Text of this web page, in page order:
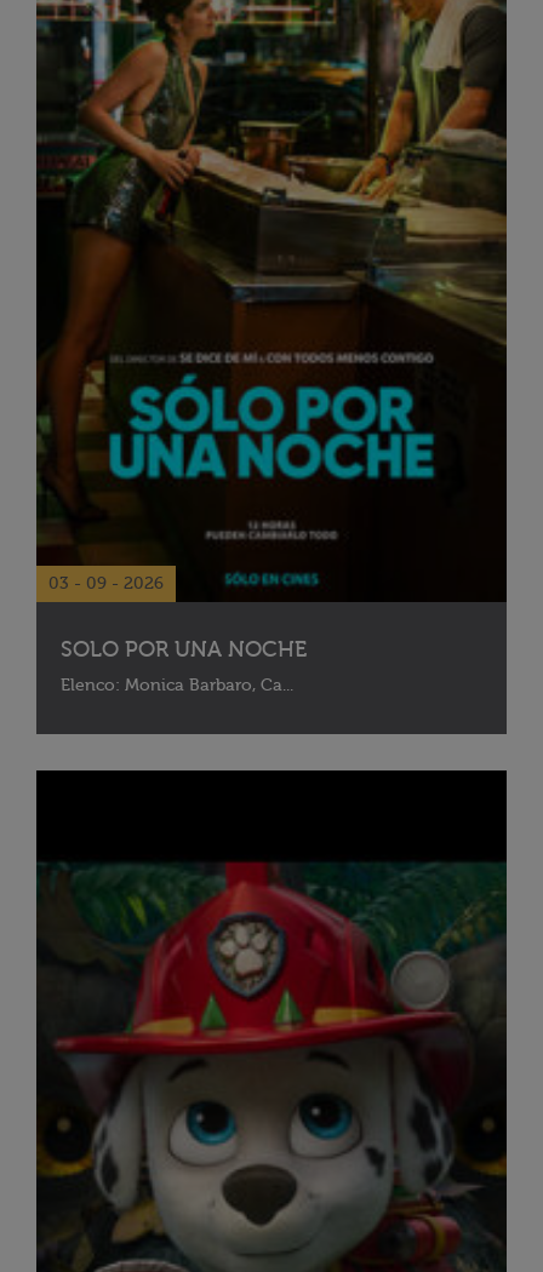
03 - 09 - 2026
SOLO POR UNA NOCHE
Elenco: Monica Barbaro, Ca...